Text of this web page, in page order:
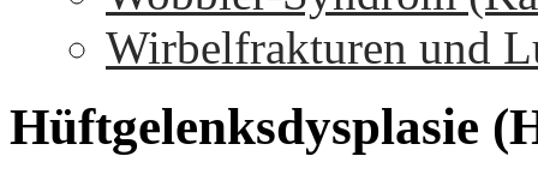
Wirbelfrakturen und
Hüftgelenksdysplasie